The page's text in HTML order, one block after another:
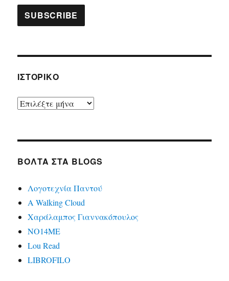
ΙΣΤΟΡΙΚΌ
Ιστορικό
ΒΌΛΤΑ ΣΤΑ BLOGS
Λογοτεχνία Παντού
A Walking Cloud
Χαράλαμπος Γιαννακόπουλος
ΝΟ14ΜΕ
Lou Read
LIBROFILO